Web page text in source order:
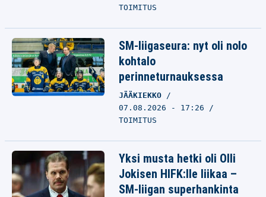
TOIMITUS
SM-liigaseura: nyt oli nolo
kohtalo
perinneturnauksessa
JÄÄKIEKKO
07.08.2026 - 17:26
TOIMITUS
Yksi musta hetki oli Olli
Jokisen HIFK:lle liikaa –
SM-liigan superhankinta